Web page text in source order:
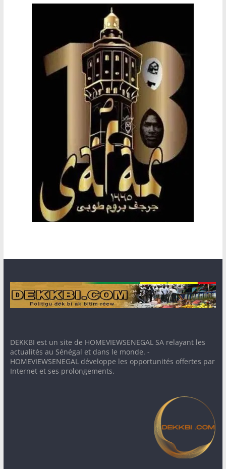
DEKKBI est un site de HOMEVIEWSENEGAL SA relayant les
actualités au Sénégal et dans le monde. -
HOMEVIEWSENEGAL développe les opportunités offertes par
Internet et ses prolongements.